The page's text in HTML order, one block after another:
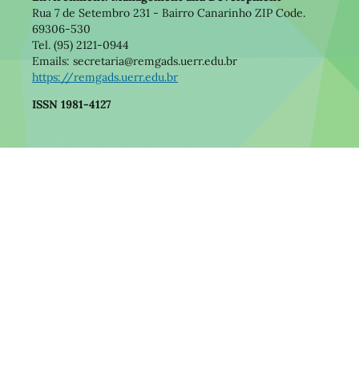
Rua 7 de Setembro 231 - Bairro Canarinho ZIP Code.
69306-530
Tel. (95) 2121-0944
Emails: secretaria@remgads.uerr.edu.br
https://remgads.uerr.edu.br
ISSN 1981-4127